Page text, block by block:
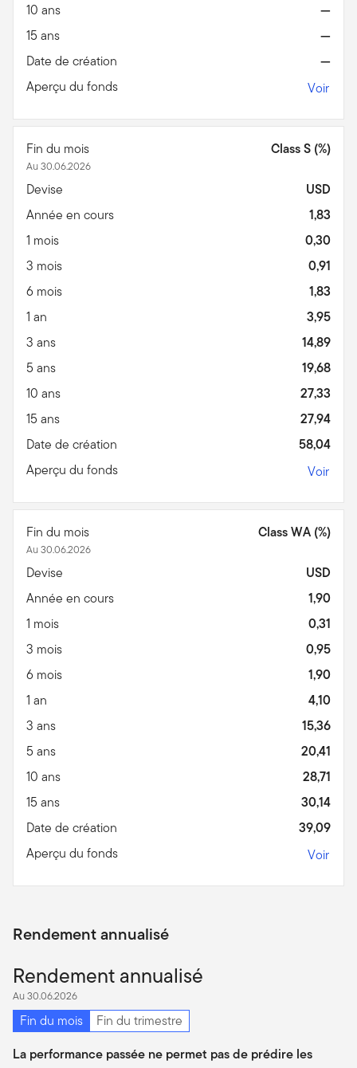
10 ans
—
15 ans
—
Date de création
—
Aperçu du fonds
Voir
Fin du mois
Au 30.06.2026
Class S (%)
Devise
USD
Année en cours
1,83
1 mois
0,30
3 mois
0,91
6 mois
1,83
1 an
3,95
3 ans
14,89
5 ans
19,68
10 ans
27,33
15 ans
27,94
Date de création
58,04
Aperçu du fonds
Voir
Fin du mois
Au 30.06.2026
Class WA (%)
Devise
USD
Année en cours
1,90
1 mois
0,31
3 mois
0,95
6 mois
1,90
1 an
4,10
3 ans
15,36
5 ans
20,41
10 ans
28,71
15 ans
30,14
Date de création
39,09
Aperçu du fonds
Voir
Rendement annualisé
Rendement annualisé
Au 30.06.2026
Fin du mois
Fin du trimestre
La performance passée ne permet pas de prédire les